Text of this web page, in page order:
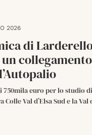
2026
di
collegamento
750mila euro per lo studio
Val d’Elsa Sud e la Val